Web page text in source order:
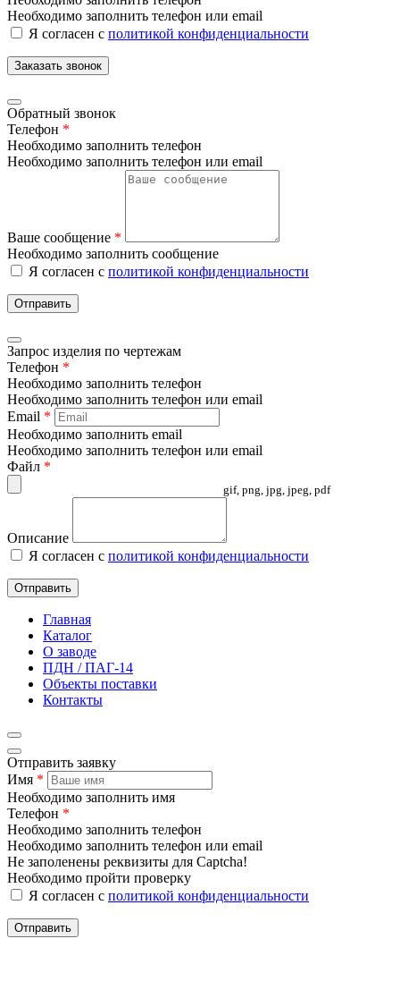
Необходимо заполнить телефон или email
Я согласен с политикой конфиденциальности
Заказать звонок
Обратный звонок
Телефон *
Необходимо заполнить телефон
Необходимо заполнить телефон или email
Ваше сообщение *
Необходимо заполнить сообщение
Я согласен с политикой конфиденциальности
Отправить
Запрос изделия по чертежам
Телефон *
Необходимо заполнить телефон
Необходимо заполнить телефон или email
Email *
Необходимо заполнить email
Необходимо заполнить телефон или email
Файл *
gif, png, jpg, jpeg, pdf
Описание
Я согласен с политикой конфиденциальности
Отправить
Главная
Каталог
О заводе
ПДН / ПАГ-14
Объекты поставки
Контакты
Отправить заявку
Имя *
Необходимо заполнить имя
Телефон *
Необходимо заполнить телефон
Необходимо заполнить телефон или email
Не заполенены реквизиты для Captcha!
Необходимо пройти проверку
Я согласен с политикой конфиденциальности
Отправить